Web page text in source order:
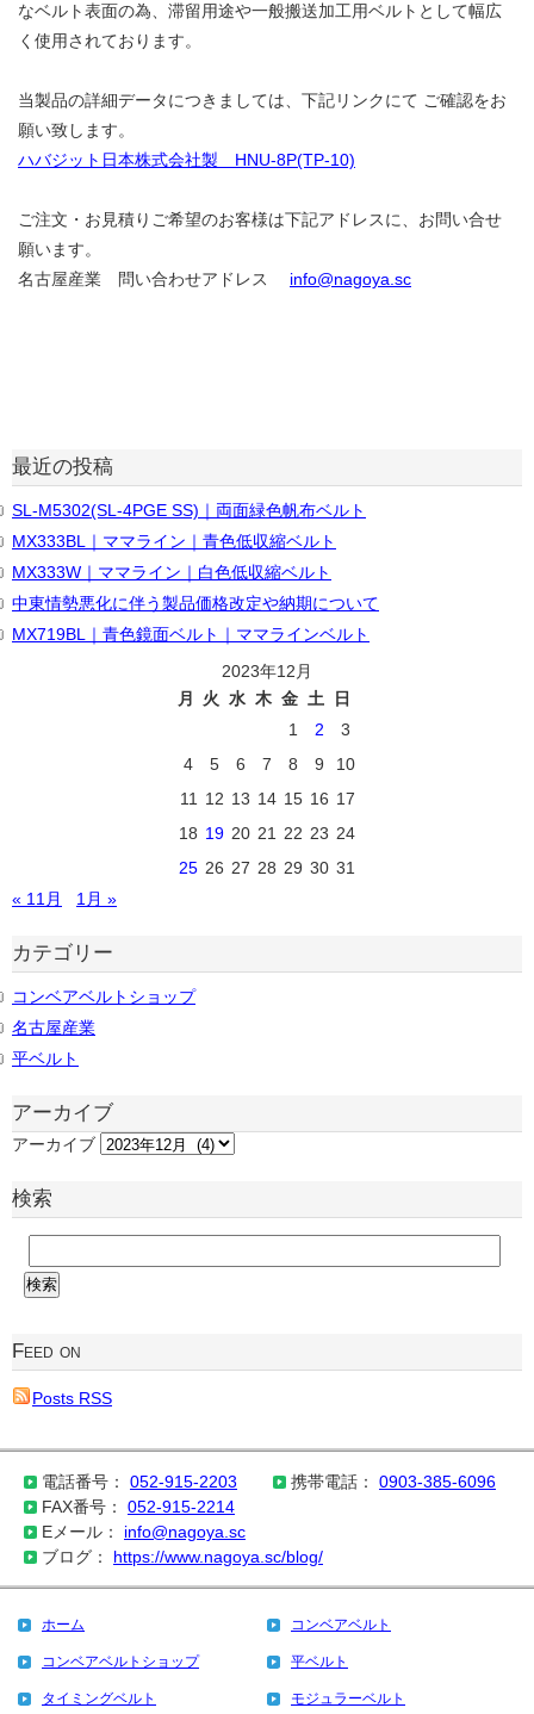
なベルト表面の為、滞留用途や一般搬送加工用ベルトとして幅広
く使用されております。
当製品の詳細データにつきましては、下記リンクにて ご確認をお
願い致します。
ハバジット日本株式会社製 HNU-8P(TP-10)
ご注文・お見積りご希望のお客様は下記アドレスに、お問い合せ
願います。
名古屋産業 問い合わせアドレス info@nagoya.sc
最近の投稿
SL-M5302(SL-4PGE SS)｜両面緑色帆布ベルト
MX333BL｜ママライン｜青色低収縮ベルト
MX333W｜ママライン｜白色低収縮ベルト
中東情勢悪化に伴う製品価格改定や納期について
MX719BL｜青色鏡面ベルト｜ママラインベルト
2023年12月
月
火 水 木 金 土
日
1
2
3
4
5 6 7 8 9
10
11
12 13 14 15 16 17
18 19 20 21 22 23 24
25 26 27 28 29 30 31
« 11月
1月 »
カテゴリー
コンベアベルトショップ
名古屋産業
平ベルト
アーカイブ
アーカイブ
検索
Feed on
Posts RSS
電話番号： 052-915-2203 携帯電話： 0903-385-6096
FAX番号： 052-915-2214
Eメール： info@nagoya.sc
ブログ： https://www.nagoya.sc/blog/
ホーム コンベアベルト
コンベアベルトショップ 平ベルト
タイミングベルト モジュラーベルト